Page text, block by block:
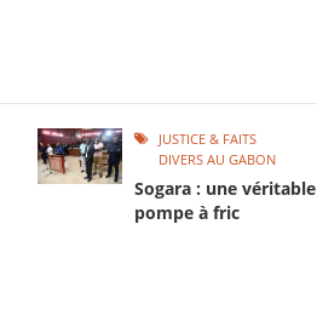
JUSTICE & FAITS
DIVERS AU GABON
Sogara : une véritable
pompe à fric